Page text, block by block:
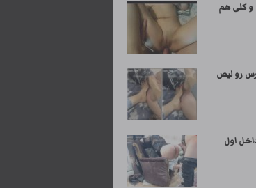
و کلی هم
رو لیص
اول